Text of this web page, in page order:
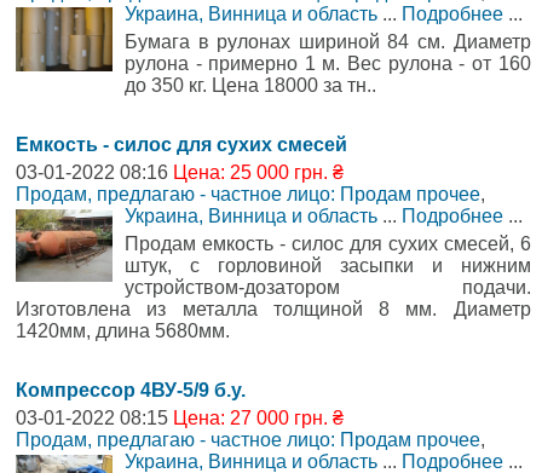
Украина, Винница и область ... Подробнее ...
Бумага в рулонах шириной 84 см. Диаметр
рулона - примерно 1 м. Вес рулона - от 160
до 350 кг. Цена 18000 за тн..
Емкость - силос для сухих смесей
03-01-2022 08:16 Цена: 25 000 грн. ₴
Продам, предлагаю - частное лицо: Продам прочее,
Украина, Винница и область ... Подробнее ...
Продам емкость - силос для сухих смесей, 6
штук, с горловиной засыпки и нижним
устройством-дозатором подачи.
Изготовлена из металла толщиной 8 мм. Диаметр
1420мм, длина 5680мм.
Компрессор 4ВУ-5/9 б.у.
03-01-2022 08:15 Цена: 27 000 грн. ₴
Продам, предлагаю - частное лицо: Продам прочее,
Украина, Винница и область ... Подробнее ...